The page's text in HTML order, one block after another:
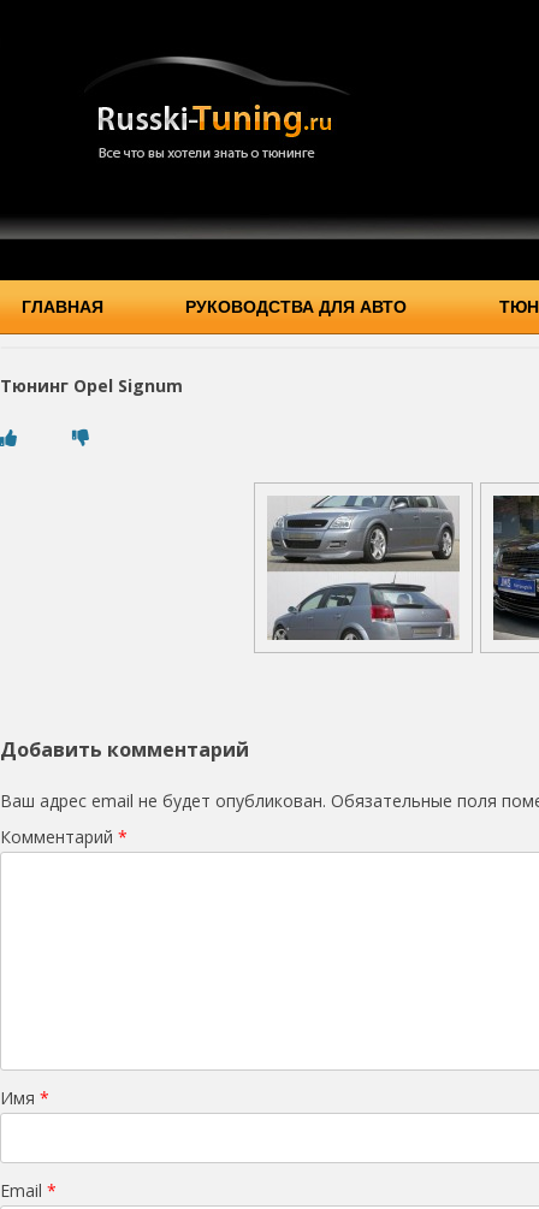
ГЛАВНАЯ РУКОВОДСТВА ДЛЯ АВТО
Тюнинг Opel Signum
Добавить комментарий
Ваш адрес email не будет опубликован. Обязательные поля
Комментарий *
Имя *
Email *